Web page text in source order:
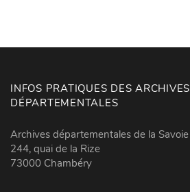
INFOS PRATIQUES DES ARCHIVES
DÉPARTEMENTALES
Archives départementales de la Savoie
244, quai de la Rize
73000 Chambéry